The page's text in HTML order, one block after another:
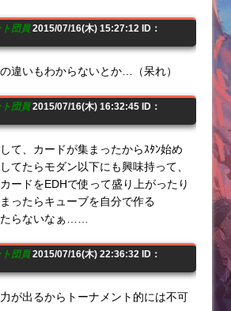
団員2015/07/16(木) 15:27:12 ID：
違いもわからないとか…（呆れ）
団員2015/07/16(木) 16:32:45 ID：
て、カードが集まったからｽﾀﾝ始め
てたらモダン以下にも興味持って、
ードをEDHで使って盛り上がったり
ったらキューブを自分で作る
らないなぁ……
団員2015/07/16(木) 22:36:32 ID：
が出るからトーナメント的には不可